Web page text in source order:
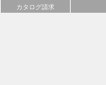
カタログ請求